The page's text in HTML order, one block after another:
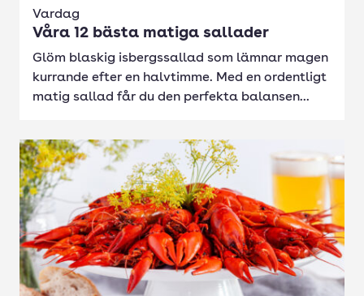
Vardag
Våra 12 bästa matiga sallader
Glöm blaskig isbergssallad som lämnar magen
kurrande efter en halvtimme. Med en ordentligt
matig sallad får du den perfekta balansen...